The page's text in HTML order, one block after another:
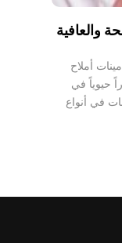
والعافية
أملاح
حيوياً في
في أنواع